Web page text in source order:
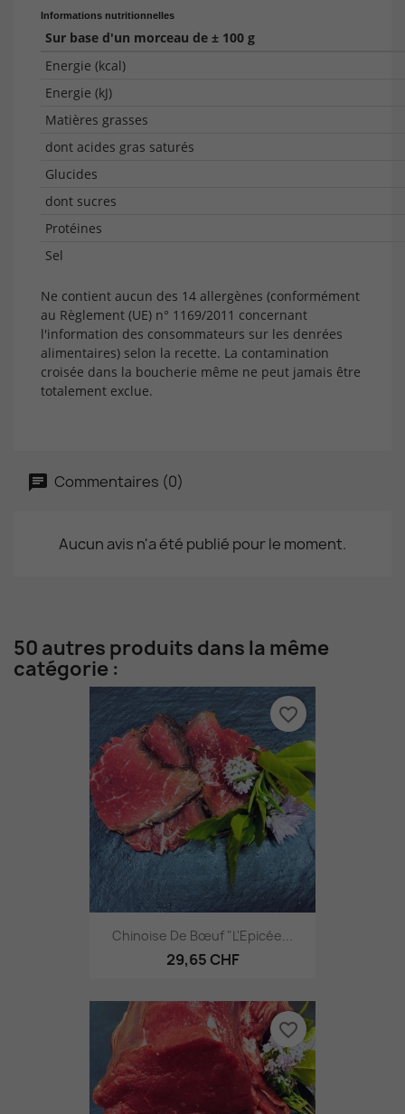
Informations nutritionnelles
Sur base d'un morceau de ± 100 g
Energie (kcal)
Energie (kJ)
Matières grasses
dont acides gras saturés
Glucides
dont sucres
Protéines
Sel
Ne contient aucun des 14 allergènes (conformément
au Règlement (UE) n° 1169/2011 concernant
l'information des consommateurs sur les denrées
alimentaires) selon la recette. La contamination
croisée dans la boucherie même ne peut jamais être
totalement exclue.
Commentaires (0)
Aucun avis n'a été publié pour le moment.
50 autres produits dans la même
catégorie :
Chinoise De Bœuf "L'Epicée...
29,65 CHF
favorite_border
favorite_border